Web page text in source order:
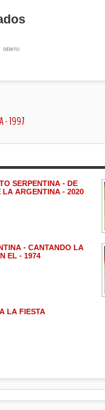
- 1997
SERPENTINA - DE
LA ARGENTINA - 2020
- CANTANDO LA
EL - 1974
LA FIESTA